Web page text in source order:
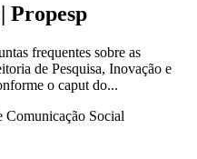
Propesp
frequentes sobre as
de Pesquisa, Inovação e
o caput do...
Comunicação Social